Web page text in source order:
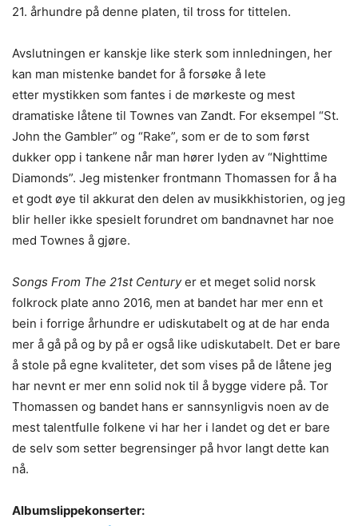
21. århundre på denne platen, til tross for tittelen.
Avslutningen er kanskje like sterk som innledningen, her
kan man mistenke bandet for å forsøke å lete
etter mystikken som fantes i de mørkeste og mest
dramatiske låtene til Townes van Zandt. For eksempel “St.
John the Gambler” og “Rake”, som er de to som først
dukker opp i tankene når man hører lyden av “Nighttime
Diamonds”. Jeg mistenker frontmann Thomassen for å ha
et godt øye til akkurat den delen av musikkhistorien, og jeg
blir heller ikke spesielt forundret om bandnavnet har noe
med Townes å gjøre.
Songs From The 21st Centuryer et meget solid norsk
folkrock plate anno 2016, men at bandet har mer enn et
bein i forrige århundre er udiskutabelt og at de har enda
mer å gå på og by på er også like udiskutabelt. Det er bare
å stole på egne kvaliteter, det som vises på de låtene jeg
har nevnt er mer enn solid nok til å bygge videre på. Tor
Thomassen og bandet hans er sannsynligvis noen av de
mest talentfulle folkene vi har her i landet og det er bare
de selv som setter begrensinger på hvor langt dette kan
nå.
Albumslippekonserter: